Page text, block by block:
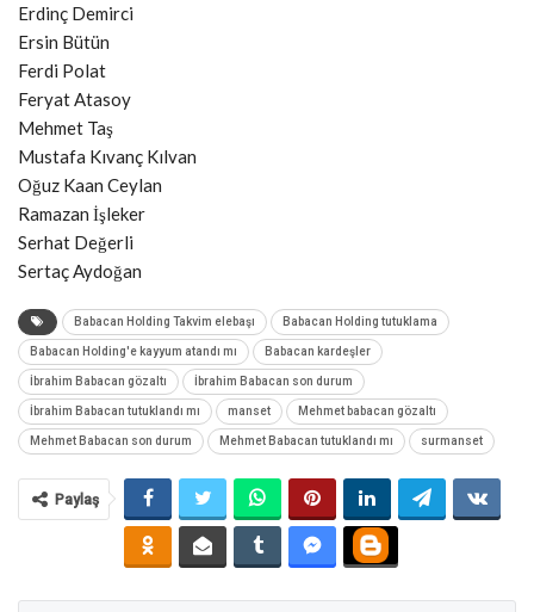
Erdinç Demirci
Ersin Bütün
Ferdi Polat
Feryat Atasoy
Mehmet Taş
Mustafa Kıvanç Kılvan
Oğuz Kaan Ceylan
Ramazan İşleker
Serhat Değerli
Sertaç Aydoğan
Babacan Holding Takvim elebaşı Babacan Holding tutuklama
Babacan Holding'e kayyum atandı mı Babacan kardeşler
İbrahim Babacan gözaltı İbrahim Babacan son durum
İbrahim Babacan tutuklandı mı manset Mehmet babacan gözaltı
Mehmet Babacan son durum Mehmet Babacan tutuklandı mı surmanset
Paylaş